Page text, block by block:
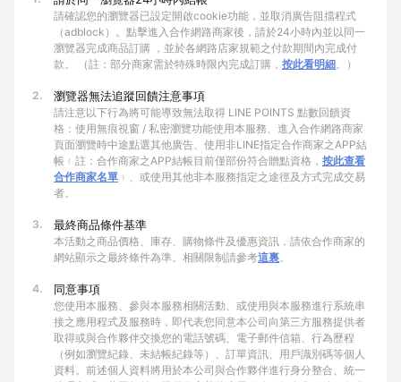
請確認您的瀏覽器已設定開啟cookie功能，並取消廣告阻擋程式
（adblock）。點擊進入合作網路商家後，請於24小時內並以同一
瀏覽器完成商品訂購 ，並於各網路店家規範之付款期間內完成付
款。 （註：部分商家需於特殊時限內完成訂購， 按此看明細。）
2. 瀏覽器無法追蹤回饋注意事項
請注意以下行為將可能導致無法取得 LINE POINTS 點數回饋資
格：使用無痕視窗 / 私密瀏覽功能使用本服務、進入合作網路商家
頁面瀏覽時中途點選其他廣告、使用非LINE指定合作商家之APP結
帳﹙註：合作商家之APP結帳目前僅部份符合贈點資格， 按此查看
合作商家名單 ﹚、或使用其他非本服務指定之途徑及方式完成交易
者。
3. 最終商品條件基準
本活動之商品價格、庫存、購物條件及優惠資訊，請依合作商家的
網站顯示之最終條件為準。相關限制請參考這裏。
4. 同意事項
您使用本服務、參與本服務相關活動、或使用與本服務進行系統串
接之應用程式及服務時，即代表您同意本公司向第三方服務提供者
取得或與合作夥伴交換您的電話號碼、電子郵件信箱、行為歷程
（例如瀏覽紀錄、未結帳紀錄等）、訂單資訊、用戶識別碼等個人
資料。前述個人資料將用於本公司與合作夥伴進行身分整合、統一